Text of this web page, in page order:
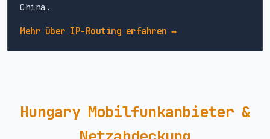
China.
Mehr über IP-Routing erfahren →
Hungary Mobilfunkanbieter &